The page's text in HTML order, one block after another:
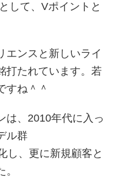
して、Vポイントと
エンスと新しいライ
打たれています。若
すね＾＾
は、2010年代に入っ
ル群
し、更に新規顧客と